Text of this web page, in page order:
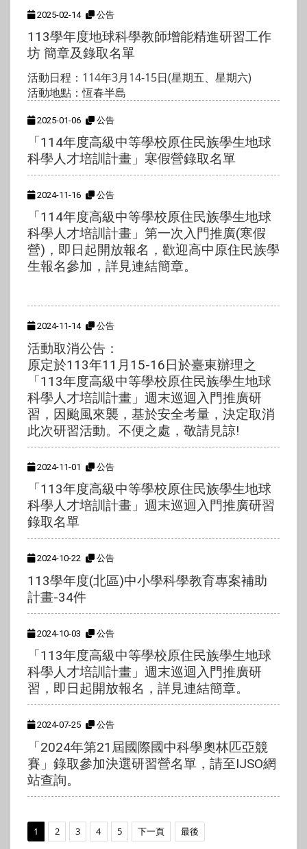
2025-02-14 公告
113學年度地球科學教師增能精進研習工作
坊 簡章及錄取名單
活動日程：114年3月14-15日(星期五、星期六)
活動地點：恆春半島
2025-01-06 公告
「114年度高級中等學校原住民族學生地球
科學人才培訓計畫」寒假營錄取名單
2024-11-16 公告
「114年度高級中等學校原住民族學生地球
科學人才培訓計畫」第一次入門推廣(寒假
營)，即日起開放報名，歡迎高中原住民族學
生報名參加，詳見連結簡章。
2024-11-14 公告
活動取消公告：
原定於113年11月15-16日於臺東辦理之
「113年度高級中等學校原住民族學生地球
科學人才培訓計畫」週末巡迴入門推廣研
習，因颱風來襲，基於安全考量，決定取消
此次研習活動。不便之處，敬請見諒!
2024-11-01 公告
「113年度高級中等學校原住民族學生地球
科學人才培訓計畫」週末巡迴入門推廣研習
錄取名單
2024-10-22 公告
113學年度(北區)中小學科學教育專案補助
計畫-34件
2024-10-03 公告
「113年度高級中等學校原住民族學生地球
科學人才培訓計畫」週末巡迴入門推廣研
習，即日起開放報名，詳見連結簡章。
2024-07-25 公告
「2024年第21屆國際國中科學奧林匹亞競
賽」錄取參加決選研習營名單，請至IJSO網
站查詢。
1 2 3 4 5 下一頁 最後